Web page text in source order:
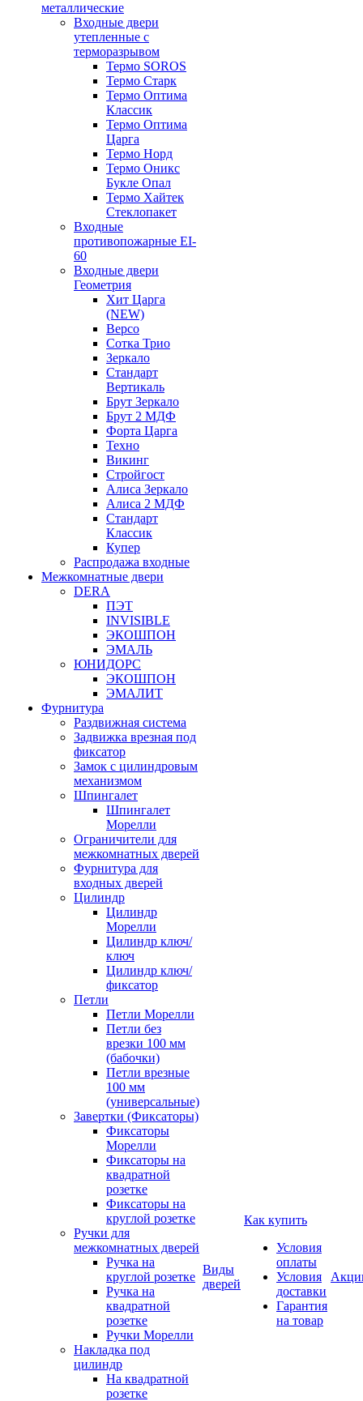
металлические
Входные двери
утепленные с
терморазрывом
Термо SOROS
Термо Старк
Термо Оптима
Классик
Термо Оптима
Царга
Термо Норд
Термо Оникс
Букле Опал
Термо Хайтек
Стеклопакет
Входные
противопожарные EI-
60
Входные двери
Геометрия
Хит Царга
(NEW)
Версо
Сотка Трио
Зеркало
Стандарт
Вертикаль
Брут Зеркало
Брут 2 МДФ
Форта Царга
Техно
Викинг
Стройгост
Алиса Зеркало
Алиса 2 МДФ
Стандарт
Классик
Купер
Распродажа входные
Межкомнатные двери
DERA
ПЭТ
INVISIBLE
ЭКОШПОН
ЭМАЛЬ
ЮНИДОРС
ЭКОШПОН
ЭМАЛИТ
Фурнитура
Раздвижная система
Задвижка врезная под
фиксатор
Замок с цилиндровым
механизмом
Шпингалет
Шпингалет
Морелли
Ограничители для
межкомнатных дверей
Фурнитура для
входных дверей
Цилиндр
Цилиндр
Морелли
Цилиндр ключ/
ключ
Цилиндр ключ/
фиксатор
Петли
Петли Морелли
Петли без
врезки 100 мм
(бабочки)
Петли врезные
100 мм
(универсальные)
Завертки (Фиксаторы)
Фиксаторы
Морелли
Фиксаторы на
квадратной
розетке
Фиксаторы на
круглой розетке
Ручки для
межкомнатных дверей
Ручка на
круглой розетке
Ручка на
квадратной
розетке
Ручки Морелли
Накладка под
цилиндр
На квадратной
розетке
Виды
дверей
Как купить
Условия
оплаты
Условия
доставки
Гарантия
на товар